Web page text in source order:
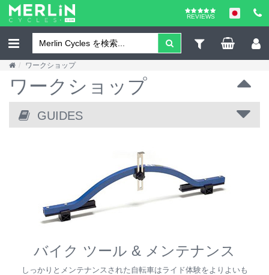
REVIEWS
ワークショップ
ワークショップ
GUIDES
バイク ツール & メンテナンス
しっかりとメンテナンスされた自転車はライド体験をよりよいも